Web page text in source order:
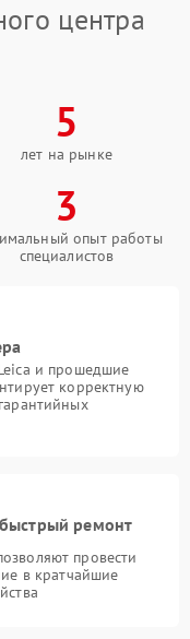
центра
5
лет на рынке
3
опыт работы
специалистов
и прошедшие
корректную
ремонт
провести
в кратчайшие